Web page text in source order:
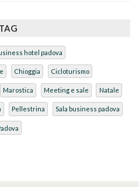
TAG
hotel padova
Chioggia Cicloturismo
Marostica Meeting e sale Natale
Pellestrina Sala business padova